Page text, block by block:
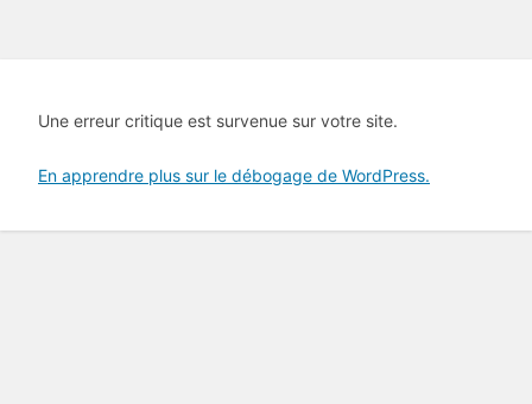
Une erreur critique est survenue sur votre site.
En apprendre plus sur le débogage de WordPress.